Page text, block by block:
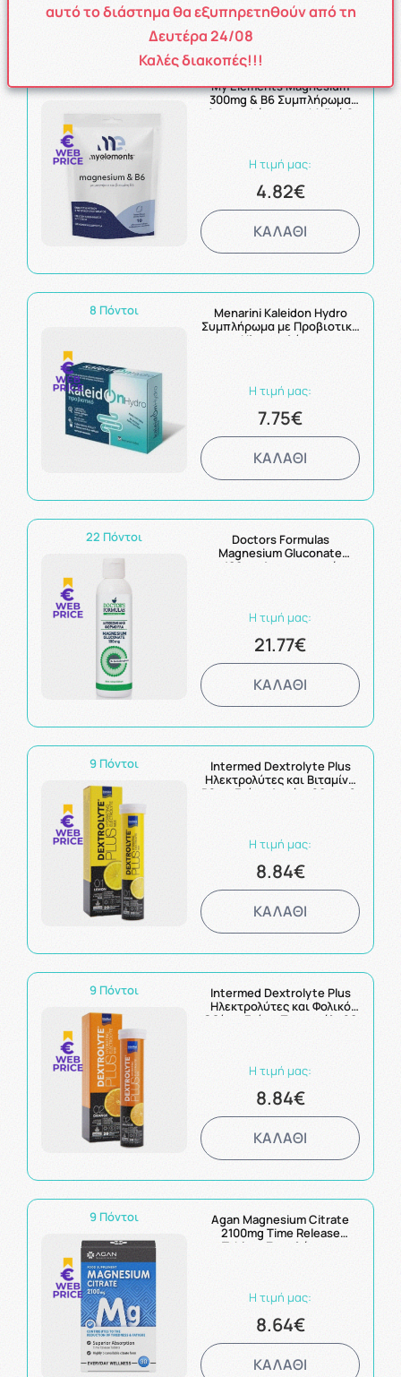
ΚΑΛΑΘΙ
5 Πόντοι
My Elements Magnesium
300mg & B6 Συμπλήρωμα
Διατροφής για το Μυϊκό &
Η τιμή μας:
4.82€
ΚΑΛΑΘΙ
8 Πόντοι
Menarini Kaleidon Hydro
Συμπλήρωμα με Προβιοτικό
και Ηλεκτρολύτες για
Η τιμή μας:
7.75€
ΚΑΛΑΘΙ
22 Πόντοι
Doctors Formulas
Magnesium Gluconate
100mg Λιποσωμιακή
Η τιμή μας:
21.77€
ΚΑΛΑΘΙ
9 Πόντοι
Intermed Dextrolyte Plus
Ηλεκτρολύτες και Βιταμίνη
B2 με Γεύση Λεμόνι 20 αναβ.
Η τιμή μας:
8.84€
ΚΑΛΑΘΙ
9 Πόντοι
Intermed Dextrolyte Plus
Ηλεκτρολύτες και Φολικό
Οξύ με Γεύση Πορτοκάλι 20
Η τιμή μας:
8.84€
ΚΑΛΑΘΙ
9 Πόντοι
Agan Magnesium Citrate
2100mg Time Release
Tablets Συμπλήρωμα
Η τιμή μας:
8.64€
ΚΑΛΑΘΙ
αυτό το διάστημα θα εξυπηρετηθούν από τη
Δευτέρα 24/08
Καλές διακοπές!!!